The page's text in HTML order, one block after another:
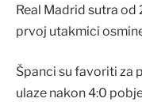
Real Madrid sutra od
prvoj utakmici
Španci su favoriti za
ulaze nakon 4:0